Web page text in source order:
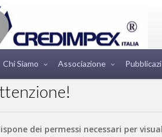
Chi Siamo Associazione
dei permessi necessari per